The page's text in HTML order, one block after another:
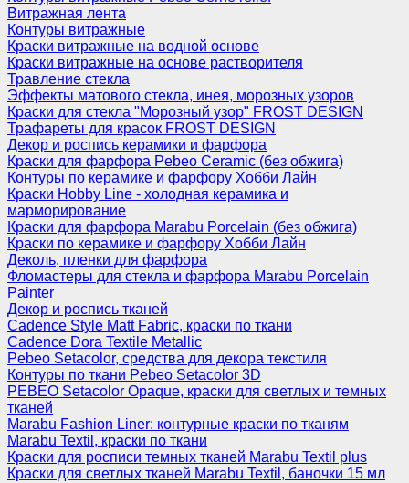
Витражная лента
Контуры витражные
Краски витражные на водной основе
Краски витражные на основе растворителя
Травление стекла
Эффекты матового стекла, инея, морозных узоров
Краски для стекла "Морозный узор" FROST DESIGN
Трафареты для красок FROST DESIGN
Декор и роспись керамики и фарфора
Краски для фарфора Pebeo Ceramic (без обжига)
Контуры по керамике и фарфору Хобби Лайн
Краски Hobby Line - холодная керамика и
марморирование
Краски для фарфора Marabu Porcelain (без обжига)
Краски по керамике и фарфору Хобби Лайн
Деколь, пленки для фарфора
Фломастеры для стекла и фарфора Marabu Porcelain
Painter
Декор и роспись тканей
Cadence Style Matt Fabric, краски по ткани
Cadence Dora Textile Metallic
Pebeo Setacolor, средства для декора текстиля
Контуры по ткани Pebeo Setacolor 3D
PEBEO Setacolor Opaque, краски для светлых и темных
тканей
Marabu Fashion Liner: контурные краски по тканям
Marabu Textil, краски по ткани
Краски для росписи темных тканей Marabu Textil plus
Краски для светлых тканей Marabu Textil, баночки 15 мл